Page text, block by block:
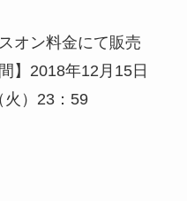
オン料金にて販売
】2018年12月15日
火）23：59